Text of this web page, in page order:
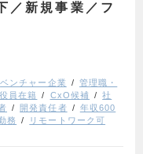
／新規事業／フ
ベンチャー企業
管理職・
員在籍 CxO候補
社
開発責任者
年収600
務
リモートワーク可